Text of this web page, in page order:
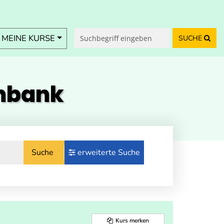
KURSE SUCHE
Suche erweiterte Suche
Kurs merken